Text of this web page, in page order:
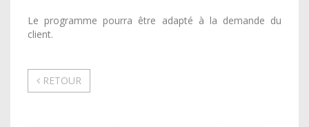
Le programme pourra être adapté à la demande du
client.
RETOUR